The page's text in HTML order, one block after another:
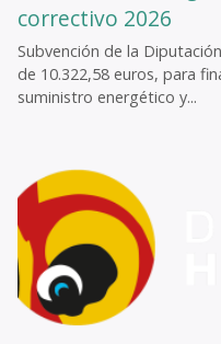
correctivo 2026
Subvención de la
de 10.322,58 euros, para
suministro energético y...